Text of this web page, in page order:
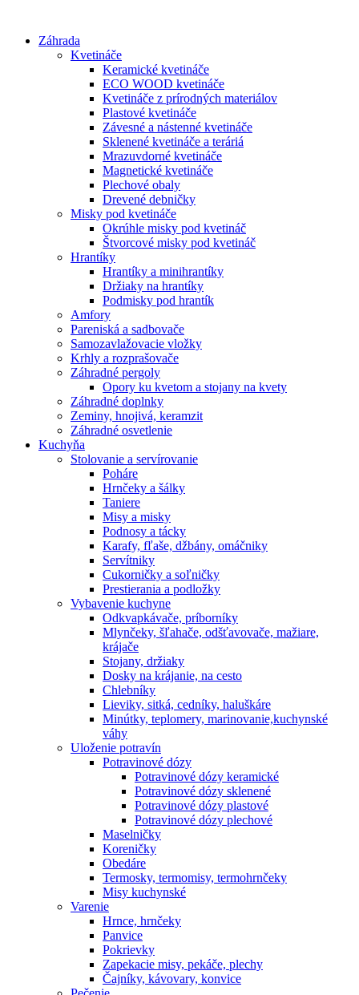
obsah
Záhrada
Kvetináče
Keramické kvetináče
ECO WOOD kvetináče
Kvetináče z prírodných materiálov
Plastové kvetináče
Závesné a nástenné kvetináče
Sklenené kvetináče a teráriá
Mrazuvdorné kvetináče
Magnetické kvetináče
Plechové obaly
Drevené debničky
Misky pod kvetináče
Okrúhle misky pod kvetináč
Štvorcové misky pod kvetináč
Hrantíky
Hrantíky a minihrantíky
Držiaky na hrantíky
Podmisky pod hrantík
Amfory
Pareniská a sadbovače
Samozavlažovacie vložky
Krhly a rozprašovače
Záhradné pergoly
Opory ku kvetom a stojany na kvety
Záhradné doplnky
Zeminy, hnojivá, keramzit
Záhradné osvetlenie
Kuchyňa
Stolovanie a servírovanie
Poháre
Hrnčeky a šálky
Taniere
Misy a misky
Podnosy a tácky
Karafy, fľaše, džbány, omáčniky
Servítniky
Cukorničky a soľničky
Prestierania a podložky
Vybavenie kuchyne
Odkvapkávače, príborníky
Mlynčeky, šľahače, odšťavovače, mažiare,
krájače
Stojany, držiaky
Dosky na krájanie, na cesto
Chlebníky
Lieviky, sitká, cedníky, haluškáre
Minútky, teplomery, marinovanie,kuchynské
váhy
Uloženie potravín
Potravinové dózy
Potravinové dózy keramické
Potravinové dózy sklenené
Potravinové dózy plastové
Potravinové dózy plechové
Maselničky
Koreničky
Obedáre
Termosky, termomisy, termohrnčeky
Misy kuchynské
Varenie
Hrnce, hrnčeky
Panvice
Pokrievky
Zapekacie misy, pekáče, plechy
Čajníky, kávovary, konvice